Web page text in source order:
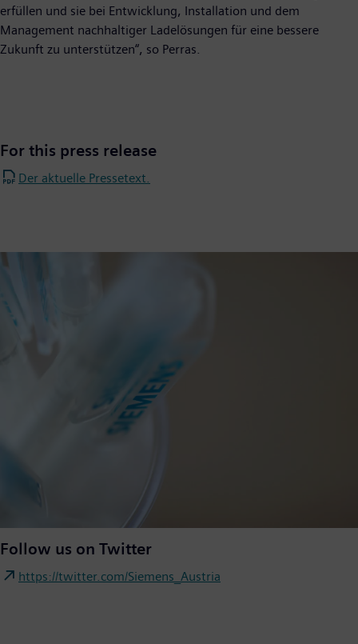
erfüllen und sie bei Entwicklung, Installation und dem
Management nachhaltiger Ladelösungen für eine bessere
Zukunft zu unterstützen“, so Perras.
For this press release
Der aktuelle Pressetext.
Follow us on Twitter
https://twitter.com/Siemens_Austria